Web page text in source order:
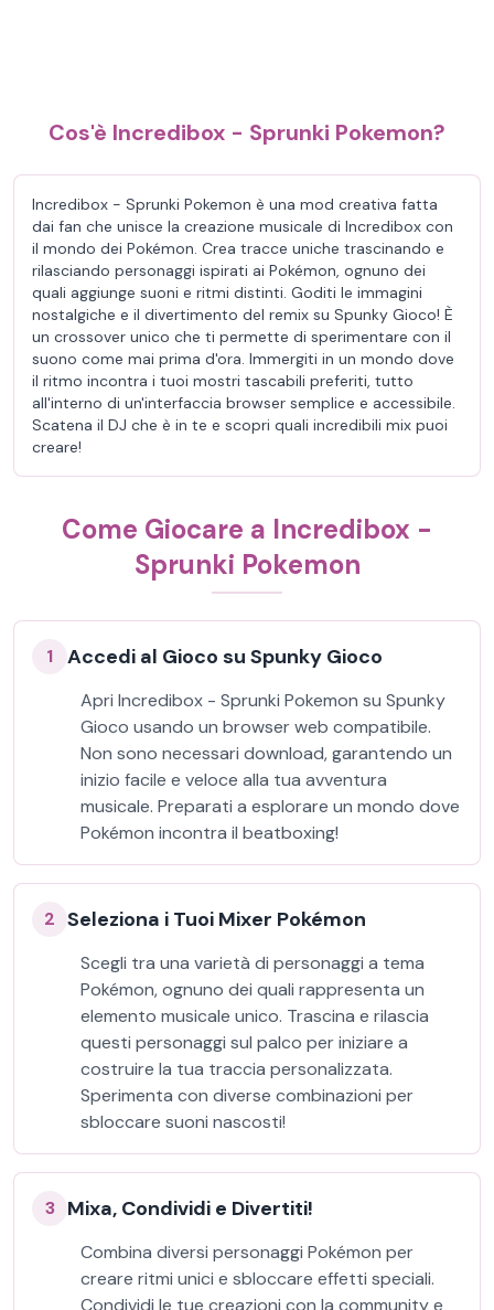
Cos'è Incredibox - Sprunki Pokemon?
Incredibox - Sprunki Pokemon è una mod creativa fatta
dai fan che unisce la creazione musicale di Incredibox con
il mondo dei Pokémon. Crea tracce uniche trascinando e
rilasciando personaggi ispirati ai Pokémon, ognuno dei
quali aggiunge suoni e ritmi distinti. Goditi le immagini
nostalgiche e il divertimento del remix su Spunky Gioco! È
un crossover unico che ti permette di sperimentare con il
suono come mai prima d'ora. Immergiti in un mondo dove
il ritmo incontra i tuoi mostri tascabili preferiti, tutto
all'interno di un'interfaccia browser semplice e accessibile.
Scatena il DJ che è in te e scopri quali incredibili mix puoi
creare!
Come Giocare a Incredibox -
Sprunki Pokemon
1 Accedi al Gioco su Spunky Gioco
Apri Incredibox - Sprunki Pokemon su Spunky
Gioco usando un browser web compatibile.
Non sono necessari download, garantendo un
inizio facile e veloce alla tua avventura
musicale. Preparati a esplorare un mondo dove
Pokémon incontra il beatboxing!
2 Seleziona i Tuoi Mixer Pokémon
Scegli tra una varietà di personaggi a tema
Pokémon, ognuno dei quali rappresenta un
elemento musicale unico. Trascina e rilascia
questi personaggi sul palco per iniziare a
costruire la tua traccia personalizzata.
Sperimenta con diverse combinazioni per
sbloccare suoni nascosti!
3 Mixa, Condividi e Divertiti!
Combina diversi personaggi Pokémon per
creare ritmi unici e sbloccare effetti speciali.
Condividi le tue creazioni con la community e